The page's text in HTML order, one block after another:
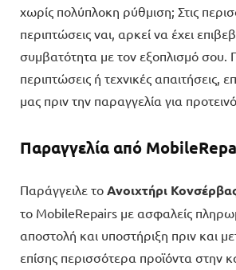
χωρίς πολύπλοκη ρύθμιση; Στις
περιπτώσεις ναι, αρκεί να έχει
συμβατότητα με τον εξοπλισμό σου.
περιπτώσεις ή τεχνικές απαιτήσεις,
μας πριν την παραγγελία για
Παραγγελία από
Παράγγειλε το Ανοιχτήρι
το MobileRepairs με ασφαλείς
αποστολή και υποστήριξη πριν και
επίσης περισσότερα προϊόντα στην